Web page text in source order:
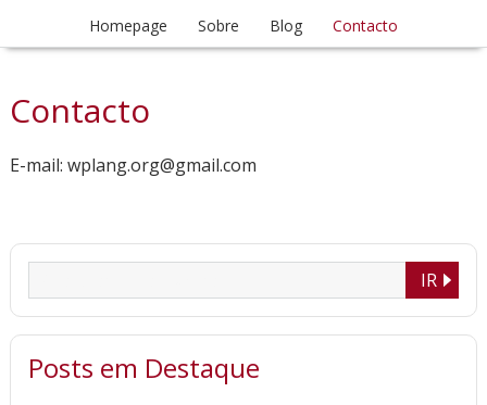
Homepage Sobre Blog Contacto
Contacto
E-mail: wplang.org@gmail.com
Posts em Destaque